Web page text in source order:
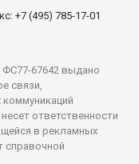
+7 (495) 785-17-01
67642 выдано
связи,
ответственности
в рекламных
справочной